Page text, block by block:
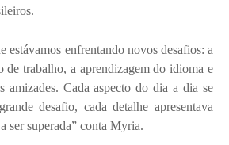
estávamos enfrentando novos desafios: a
de trabalho, a aprendizagem do idioma e
amizades. Cada aspecto do dia a dia se
desafio, cada detalhe apresentava
ser superada” conta Myria.